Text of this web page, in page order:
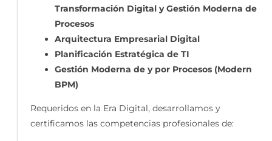
Transformación Digital y Gestión Moderna de
Procesos
Arquitectura Empresarial Digital
Planificación Estratégica de TI
Gestión Moderna de y por Procesos (Modern
BPM)
Requeridos en la Era Digital, desarrollamos y
certificamos las competencias profesionales de: